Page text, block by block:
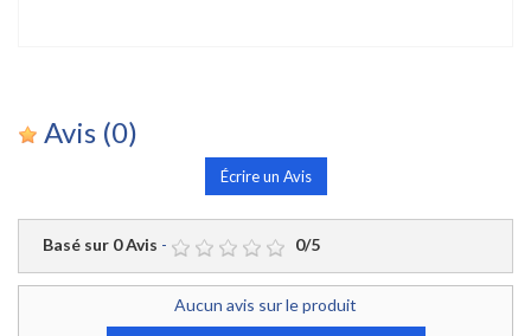
Avis (0)
Écrire un Avis
Basé sur 0Avis - 0/5
Aucun avis sur le produit